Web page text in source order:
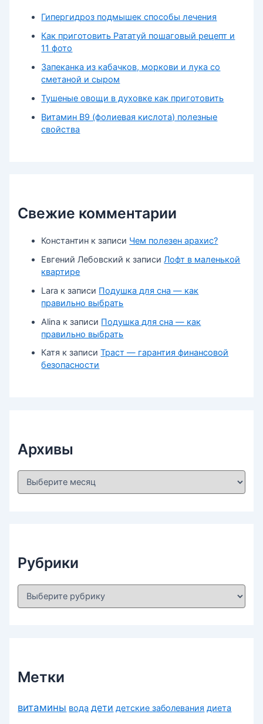
Гипергидроз подмышек способы лечения
Как приготовить Рататуй пошаговый рецепт и
11 фото
Запеканка из кабачков, моркови и лука со
сметаной и сыром
Тушеные овощи в духовке как приготовить
Витамин В9 (фолиевая кислота) полезные
свойства
Свежие комментарии
Константин к записи Чем полезен арахис?
Евгений Лебовский к записиЛофт в маленькой
квартире
Lara к записи Подушка для сна — как
правильно выбрать
Alina к записи Подушка для сна — как
правильно выбрать
Катя к записиТраст — гарантия финансовой
безопасности
Архивы
А
Рубрики
Р
Метки
витамины вода дети детские заболевания диета